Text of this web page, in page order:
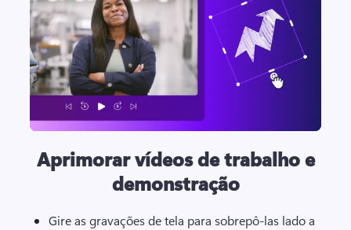
Aprimorar vídeos de trabalho e
demonstração
Gire as gravações de tela para sobrepô-las lado a